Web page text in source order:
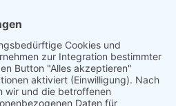
Datenschutz
Impressum